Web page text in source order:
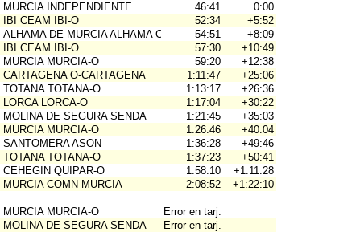
MURCIA INDEPENDIENTE 46:41
0:00
IBI CEAM IBI-O 52:34
+5:52
ALHAMA DE MURCIA ALHAMA COYM 54:51
+8:09
IBI CEAM IBI-O 57:30
+10:49
MURCIA MURCIA-O 59:20
+12:38
CARTAGENA O-CARTAGENA 1:11:47
+25:06
TOTANA TOTANA-O 1:13:17
+26:36
LORCA LORCA-O 1:17:04
+30:22
MOLINA DE SEGURA SENDA 1:21:45
+35:03
MURCIA MURCIA-O 1:26:46
+40:04
SANTOMERA ASON 1:36:28
+49:46
TOTANA TOTANA-O 1:37:23
+50:41
CEHEGIN QUIPAR-O 1:58:10
+1:11:28
MURCIA COMN MURCIA 2:08:52 +1:22:10
MURCIA MURCIA-O
Error en tarj.
MOLINA DE SEGURA SENDA Error en tarj.